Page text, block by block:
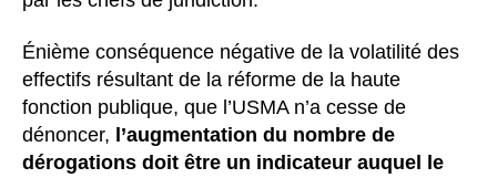
Énième conséquence négative de la volatilité des
effectifs résultant de la réforme de la haute
fonction publique, que l’USMA n’a cesse de
dénoncer, l’augmentation du nombre de
dérogations doit être un indicateur auquel le